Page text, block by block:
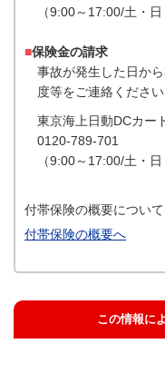
（9:00～17:00/土・
■保険金の請求
事故が発生した日か
度等をご連絡ください
東京海上日動DCカー
0120-789-701
（9:00～17:00/土・
付帯保険の概要につい
付帯保険の概要へ
この情報に